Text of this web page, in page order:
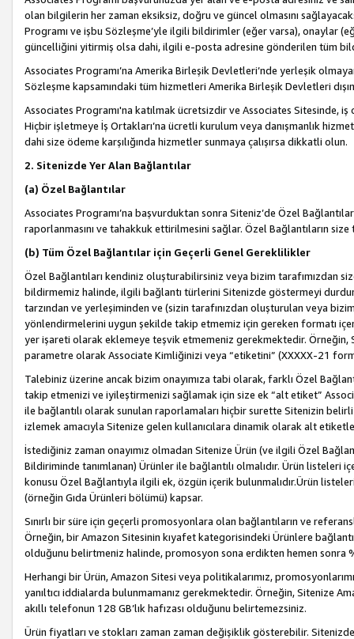
olan bilgilerin her zaman eksiksiz, doğru ve güncel olmasını
Programı ve işbu Sözleşme’yle ilgili bildirimler (eğer varsa), onaylar
güncelliğini yitirmiş olsa dahi, ilgili e-posta adresine gönderilen tüm
Associates Programı’na Amerika Birleşik Devletleri’nde yerleşik
Sözleşme kapsamındaki tüm hizmetleri Amerika Birleşik Devletleri
Associates Programı'na katılmak ücretsizdir ve Associates Sitesinde,
Hiçbir işletmeye İş Ortakları’na ücretli kurulum veya danışmanlık
dahi size ödeme karşılığında hizmetler sunmaya çalışırsa dikkatli olun.
2. Sitenizde Yer Alan Bağlantılar
(a) Özel Bağlantılar
Associates Programı’na başvurduktan sonra Siteniz’de Özel
raporlanmasını ve tahakkuk ettirilmesini sağlar. Özel Bağlantıların
(b) Tüm Özel Bağlantılar için Geçerli Genel Gereklilikler
Özel Bağlantıları kendiniz oluşturabilirsiniz veya bizim tarafımızdan
bildirmemiz halinde, ilgili bağlantı türlerini Sitenizde göstermeyi
tarzından ve yerleşiminden ve (sizin tarafınızdan oluşturulan veya
yönlendirmelerini uygun şekilde takip etmemiz için gereken formatı
yer işareti olarak eklemeye teşvik etmemeniz gerekmektedir. Örneğin,
parametre olarak Associate Kimliğinizi veya “etiketini” (XXXXX-21
Talebiniz üzerine ancak bizim onayımıza tabi olarak, farklı Özel
takip etmenizi ve iyileştirmenizi sağlamak için size ek “alt etiket”
ile bağlantılı olarak sunulan raporlamaları hiçbir surette Sitenizin belirli
izlemek amacıyla Sitenize gelen kullanıcılara dinamik olarak alt
İstediğiniz zaman onayımız olmadan Sitenize Ürün (ve ilgili Özel
Bildiriminde tanımlanan) Ürünler ile bağlantılı olmalıdır. Ürün listeleri
konusu Özel Bağlantıyla ilgili ek, özgün içerik bulunmalıdır.Ürün
(örneğin Gıda Ürünleri bölümü) kapsar.
Sınırlı bir süre için geçerli promosyonlara olan bağlantıların ve
Örneğin, bir Amazon Sitesinin kıyafet kategorisindeki Ürünlere
olduğunu belirtmeniz halinde, promosyon sona erdikten hemen sonra
Herhangi bir Ürün, Amazon Sitesi veya politikalarımız,
yanıltıcı iddialarda bulunmamanız gerekmektedir. Örneğin, Sitenize
akıllı telefonun 128 GB’lık hafızası olduğunu belirtemezsiniz.
Ürün fiyatları ve stokları zaman zaman değişiklik gösterebilir.